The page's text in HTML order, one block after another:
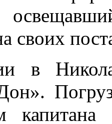
своих
в